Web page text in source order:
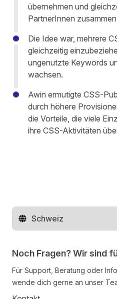
übernehmen und
PartnerInnen
Die Idee war, mehrere
gleichzeitig
ungenutzte Keywords
wachsen.
Awin ermutigte CSS-
durch höhere
die Vorteile, die viele
ihre CSS-Aktivitäten
Region ändern
Noch Fragen? Wir sind
Für Support, Beratung oder
wende dich gerne an unser